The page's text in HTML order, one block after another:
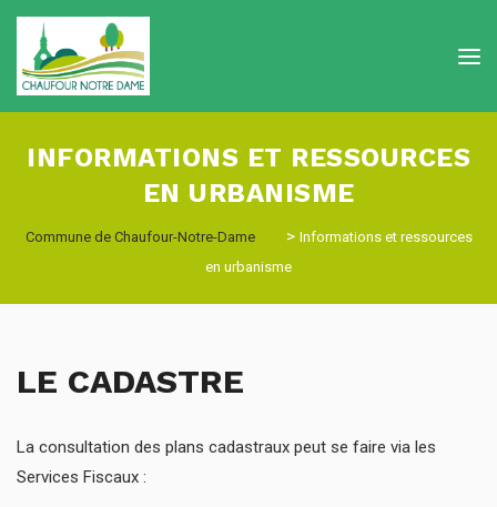
INFORMATIONS ET RESSOURCES
EN URBANISME
Commune de Chaufour-Notre-Dame > Informations et ressources
en urbanisme
LE CADASTRE
La consultation des plans cadastraux peut se faire via les
Services Fiscaux :